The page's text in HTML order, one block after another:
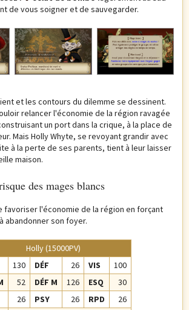
de vous soigner et de sauvegarder.
et les contours du dilemme se dessinent.
relancer l'économie de la région ravagée
un port dans la crique, à la place de
Mais Holly Whyte, se revoyant grandir avec
à la perte de ses parents, tient à leur laisser
maison.
des mages blancs
favoriser l'économie de la région en forçant
abandonner son foyer.
Holly (15000PV)
130 DÉF 26 VIS
100
52 DÉF M 126 ESQ
30
26 PSY 26 RPD
26